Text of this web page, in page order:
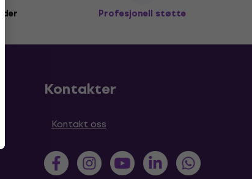
Profesjonell støtte
Kontakter
Kontakt oss